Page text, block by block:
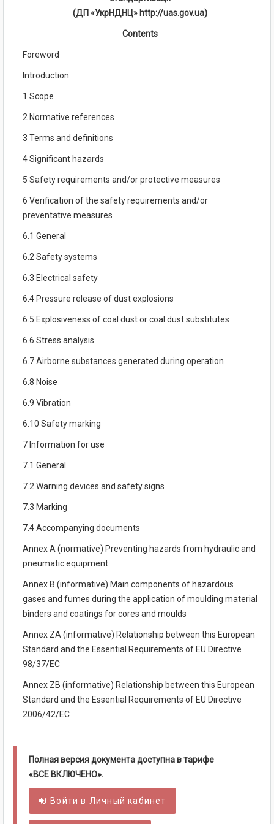
(ДП «УкрНДНЦ» http://uas.gov.ua)
Contents
Foreword
Introduction
1 Scope
2 Normative references
3 Terms and definitions
4 Significant hazards
5 Safety requirements and/or protective measures
6 Verification of the safety requirements and/or
preventative measures
6.1 General
6.2 Safety systems
6.3 Electrical safety
6.4 Pressure release of dust explosions
6.5 Explosiveness of coal dust or coal dust substitutes
6.6 Stress analysis
6.7 Airborne substances generated during operation
6.8 Noise
6.9 Vibration
6.10 Safety marking
7 Information for use
7.1 General
7.2 Warning devices and safety signs
7.3 Marking
7.4 Accompanying documents
Annex A (normative) Preventing hazards from hydraulic and
pneumatic equipment
Annex В (informative) Main components of hazardous
gases and fumes during the application of moulding material
binders and coatings for cores and moulds
Annex ZA (informative) Relationship between this European
Standard and the Essential Requirements of EU Directive
98/37/EC
Annex ZB (informative) Relationship between this European
Standard and the Essential Requirements of EU Directive
2006/42/EC
Полная версия документа доступна в тарифе
«ВСЕ ВКЛЮЧЕНО».
Войти в Личный кабинет